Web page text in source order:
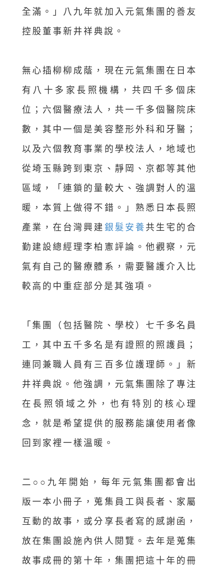
全滿。」八九年就加入元氣集團的善友
控股董事新井祥典說。
無心插柳柳成蔭，現在元氣集團在日本
有八十多家長照機構，共四千多個床
位；六個醫療法人，共一千多個醫院床
數，其中一個是美容整形外科和牙醫；
以及六個教育事業的學校法人，地域也
從埼玉縣跨到東京、靜岡、京都等其他
區域，「連鎖的量較大、強調對人的溫
暖，本質上做得不錯。」熟悉日本長照
產業，在台灣興建 銀髮安養 共生宅的合
勤建設總經理李柏憲評論。他觀察，元
氣有自己的醫療體系，需要醫護介入比
較高的中重症部分是其強項。
「集團（包括醫院、學校）七千多名員
工，其中五千多名是有證照的照護員；
連同兼職人員有三百多位護理師。」新
井祥典說。他強調，元氣集團除了專注
在長照領域之外，也有特別的核心理
念，就是希望提供的服務能讓使用者像
回到家裡一樣溫暖。
二○○九年開始，每年元氣集團都會出
版一本小冊子，蒐集員工與長者、家屬
互動的故事，或分享長者寫的感謝函，
放在集團設施內供人閱覽。去年是蒐集
故事成冊的第十年，集團把這十年的冊